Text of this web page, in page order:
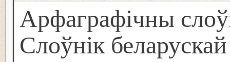
Арфаграфічны
Слоўнік